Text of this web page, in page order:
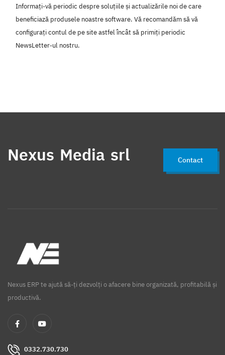
Informați-vă periodic despre soluțiile și actualizările noi de care
beneficiază produsele noastre software. Vă recomandăm să vă
configurați contul de pe site astfel încât să primiți periodic
NewsLetter-ul nostru.
Nexus Media srl Contact
Nexus ERP te ajută să-ți dezvolți o afacere bine organizată, profitabilă și
productivă.
0332.730.730